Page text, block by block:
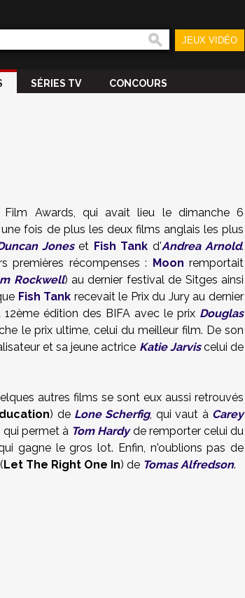
JEUX VIDÉO
SÉRIES TV CONCOURS
Film Awards, qui avait lieu le dimanche 6
fois de plus les deux films anglais les plus
Joneset Fish Tank d'Andrea Arnold.
premières récompenses : Moon remportait
Rockwell) au dernier festival de Sitges ainsi
Fish Tank recevait le Prix du Jury au dernier
édition des BIFA avec le prix Douglas
le prix ultime, celui du meilleur film. De son
et sa jeune actrice Katie Jarviscelui de
autres films se sont eux aussi retrouvés
) de Lone Scherfig, qui vaut à Carey
qui permet à Tom Hardyde remporter celui du
gagne le gros lot. Enfin, n'oublions pas de
(Let The Right One In) de Tomas Alfredson.